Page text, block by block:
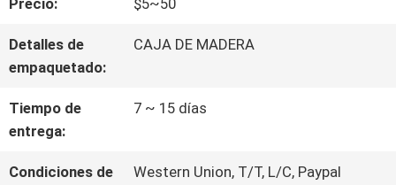
DE
CALIDAD
ÉNTRENOS
EN
Precio: $5~50
Detalles de
empaquetado:
CAJA DE MADERA
Tiempo de
entrega:
7 ~ 15 días
Condiciones de
Western Union, T/T, L/C, Paypal